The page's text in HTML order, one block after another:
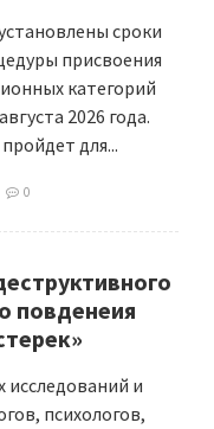
сроки
присвоения
категорий
2026 года.
для...
0
повденеия
и
психологов,